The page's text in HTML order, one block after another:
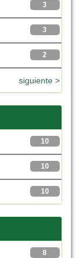
3
3
2
siguiente >
10
10
10
8